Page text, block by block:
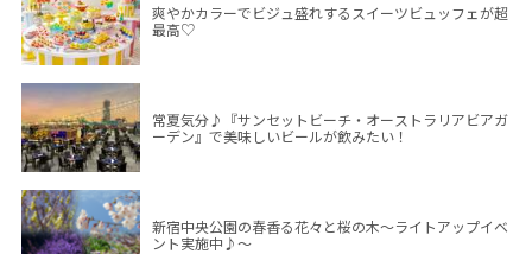
爽やかカラーでビジュ盛れするスイーツビュッフェが超
最高♡
常夏気分♪『サンセットビーチ・オーストラリアビアガ
ーデン』で美味しいビールが飲みたい！
新宿中央公園の春香る花々と桜の木～ライトアップイベ
ント実施中♪～